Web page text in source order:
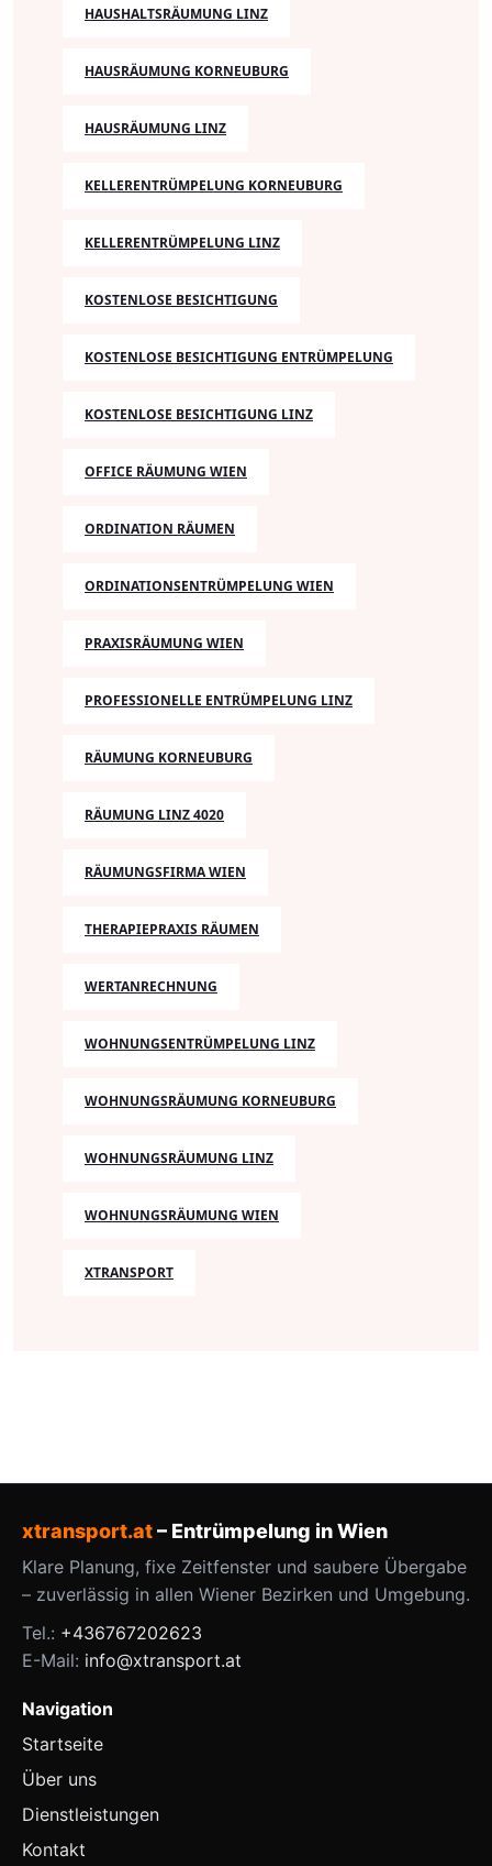
HAUSHALTSRÄUMUNG LINZ
HAUSRÄUMUNG KORNEUBURG
HAUSRÄUMUNG LINZ
KELLERENTRÜMPELUNG KORNEUBURG
KELLERENTRÜMPELUNG LINZ
KOSTENLOSE BESICHTIGUNG
KOSTENLOSE BESICHTIGUNG ENTRÜMPELUNG
KOSTENLOSE BESICHTIGUNG LINZ
OFFICE RÄUMUNG WIEN
ORDINATION RÄUMEN
ORDINATIONSENTRÜMPELUNG WIEN
PRAXISRÄUMUNG WIEN
PROFESSIONELLE ENTRÜMPELUNG LINZ
RÄUMUNG KORNEUBURG
RÄUMUNG LINZ 4020
RÄUMUNGSFIRMA WIEN
THERAPIEPRAXIS RÄUMEN
WERTANRECHNUNG
WOHNUNGSENTRÜMPELUNG LINZ
WOHNUNGSRÄUMUNG KORNEUBURG
WOHNUNGSRÄUMUNG LINZ
WOHNUNGSRÄUMUNG WIEN
XTRANSPORT
xtransport.at– Entrümpelung in Wien
Klare Planung, fixe Zeitfenster und saubere Übergabe
– zuverlässig in allen Wiener Bezirken und Umgebung.
Tel.: +436767202623
E-Mail: info@xtransport.at
Navigation
Startseite
Über uns
Dienstleistungen
Kontakt